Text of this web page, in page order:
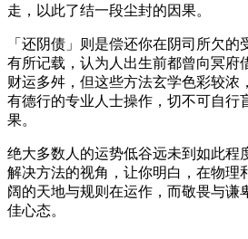
走，以此了结一段尘封的因果。
「还阴债」则是偿还你在阴司所欠的
有所记载，认为人出生前都曾向冥府
财运多舛，但这些方法玄学色彩较浓
有德行的专业人士操作，切不可自行
果。
绝大多数人的运势低谷远未到如此程
解决方法的视角，让你明白，在物理
阔的天地与规则在运作，而敬畏与谦
佳心态。